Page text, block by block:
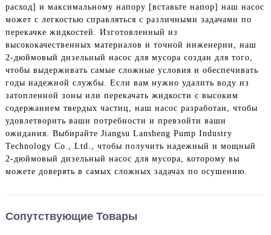
расход] и максимальному напору [вставьте напор] наш насос
может с легкостью справляться с различными задачами по
перекачке жидкостей. Изготовленный из
высококачественных материалов и точной инженерии, наш
2-дюймовый дизельный насос для мусора создан для того,
чтобы выдерживать самые сложные условия и обеспечивать
годы надежной службы. Если вам нужно удалить воду из
затопленной зоны или перекачать жидкости с высоким
содержанием твердых частиц, наш насос разработан, чтобы
удовлетворить ваши потребности и превзойти ваши
ожидания. Выбирайте Jiangsu Lansheng Pump Industry
Technology Co., Ltd., чтобы получить надежный и мощный
2-дюймовый дизельный насос для мусора, которому вы
можете доверять в самых сложных задачах по осушению.
Сопутствующие Товары